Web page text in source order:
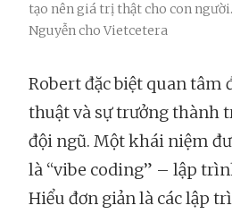
tạo nên giá trị thật cho con
Nguyễn cho Vietcetera
Robert đặc biệt quan tâm
thuật và sự trưởng thành
đội ngũ. Một khái niệm
là “vibe coding” – lập
Hiểu đơn giản là các lập